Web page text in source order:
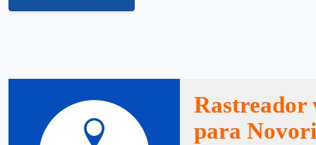
Rastreador
para